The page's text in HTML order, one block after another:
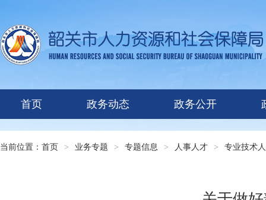
首页 政务动态 政务公开
当前位置： 首页 > 业务专题 > 专题信息 > 人事人才 > 专业技术